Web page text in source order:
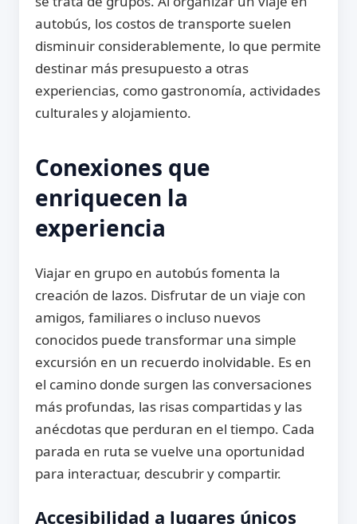
autobús, los costos de transporte suelen
disminuir considerablemente, lo que permite
destinar más presupuesto a otras
experiencias, como gastronomía, actividades
culturales y alojamiento.
Conexiones que
enriquecen la
experiencia
Viajar en grupo en autobús fomenta la
creación de lazos. Disfrutar de un viaje con
amigos, familiares o incluso nuevos
conocidos puede transformar una simple
excursión en un recuerdo inolvidable. Es en
el camino donde surgen las conversaciones
más profundas, las risas compartidas y las
anécdotas que perduran en el tiempo. Cada
parada en ruta se vuelve una oportunidad
para interactuar, descubrir y compartir.
Accesibilidad a lugares únicos